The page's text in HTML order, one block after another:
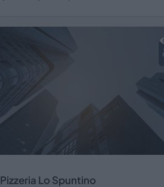
Pizzeria Lo Spuntino